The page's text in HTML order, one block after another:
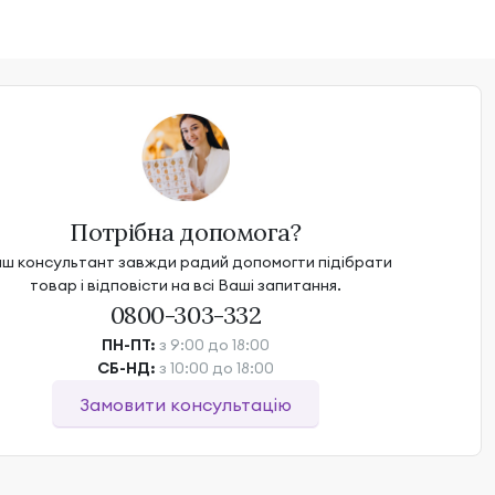
Потрібна допомога?
консультант завжди радий допомогти підібрати
товар і відповісти на всі Ваші запитання.
0800-303-332
ПН-ПТ: з 9:00 до 18:00
СБ-НД: з 10:00 до 18:00
Замовити консультацію